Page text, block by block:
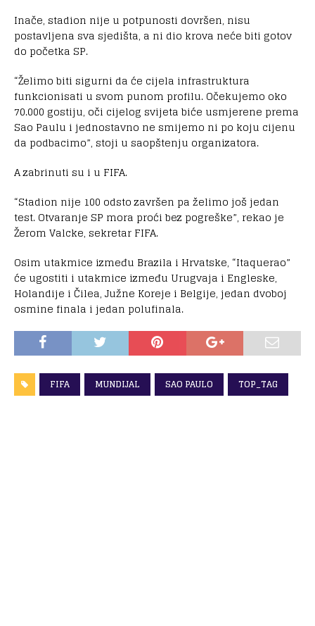
Inače, stadion nije u potpunosti dovršen, nisu
postavljena sva sjedišta, a ni dio krova neće biti gotov
do početka SP.
“Želimo biti sigurni da će cijela infrastruktura
funkcionisati u svom punom profilu. Očekujemo oko
70.000 gostiju, oči cijelog svijeta biće usmjerene prema
Sao Paulu i jednostavno ne smijemo ni po koju cijenu
da podbacimo”, stoji u saopštenju organizatora.
A zabrinuti su i u FIFA.
“Stadion nije 100 odsto završen pa želimo još jedan
test. Otvaranje SP mora proći bez pogreške”, rekao je
Žerom Valcke, sekretar FIFA.
Osim utakmice između Brazila i Hrvatske, “Itaquerao”
će ugostiti i utakmice između Urugvaja i Engleske,
Holandije i Čilea, Južne Koreje i Belgije, jedan dvoboj
osmine finala i jedan polufinala.
FIFA MUNDIJAL SAO PAULO TOP_TAG